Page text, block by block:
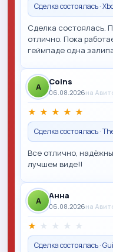
Сделка состоялась ·
Сделка состоялась.
отлично. Пока
геймпаде одна
A Coins
06.08.2026на
★ ★ ★ ★ ★
Сделка состоялась ·
Все отлично,
лучшем виде!!
A Анна
06.08.2026на
★ ★ ★ ★ ★
Сделка состоялась ·